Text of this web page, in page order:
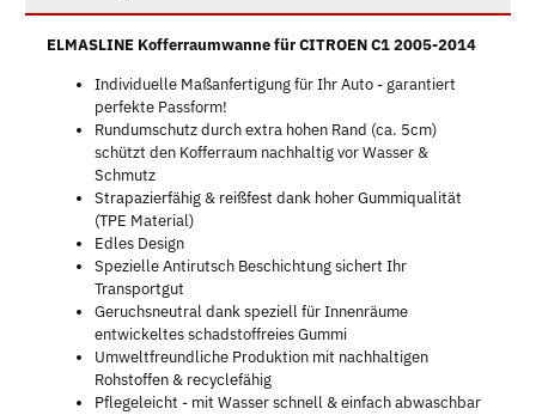
ELMASLINE Kofferraumwanne für CITROEN C1 2005-2014
Individuelle Maßanfertigung für Ihr Auto - garantiert
perfekte Passform!
Rundumschutz durch extra hohen Rand (ca. 5cm)
schützt den Kofferraum nachhaltig vor Wasser &
Schmutz
Strapazierfähig & reißfest dank hoher Gummiqualität
(TPE Material)
Edles Design
Spezielle Antirutsch Beschichtung sichert Ihr
Transportgut
Geruchsneutral dank speziell für Innenräume
entwickeltes schadstoffreies Gummi
Umweltfreundliche Produktion mit nachhaltigen
Rohstoffen & recyclefähig
Pflegeleicht - mit Wasser schnell & einfach abwaschbar